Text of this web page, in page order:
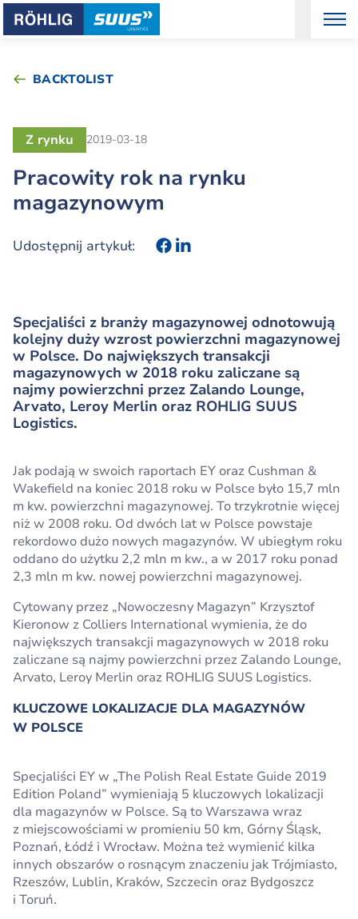
BACKTOLIST
Pracowity rok na rynku
magazynowym
Z rynku 2019-03-18
Udostępnij artykuł:
Specjaliści z branży magazynowej odnotowują
kolejny duży wzrost powierzchni magazynowej
w Polsce. Do największych transakcji
magazynowych w 2018 roku zaliczane są
najmy powierzchni przez Zalando Lounge,
Arvato, Leroy Merlin oraz ROHLIG SUUS
Logistics.
Jak podają w swoich raportach EY oraz Cushman &
Wakefield na koniec 2018 roku w Polsce było 15,7 mln
m kw. powierzchni magazynowej. To trzykrotnie więcej
niż w 2008 roku. Od dwóch lat w Polsce powstaje
rekordowo dużo nowych magazynów. W ubiegłym roku
oddano do użytku 2,2 mln m kw., a w 2017 roku ponad
2,3 mln m kw. nowej powierzchni magazynowej.
Cytowany przez „Nowoczesny Magazyn” Krzysztof
Kieronow z Colliers International wymienia, że do
największych transakcji magazynowych w 2018 roku
zaliczane są najmy powierzchni przez Zalando Lounge,
Arvato, Leroy Merlin oraz ROHLIG SUUS Logistics.
KLUCZOWE LOKALIZACJE DLA MAGAZYNÓW
W POLSCE
Specjaliści EY w „The Polish Real Estate Guide 2019
Edition Poland” wymieniają 5 kluczowych lokalizacji
dla magazynów w Polsce. Są to Warszawa wraz
z miejscowościami w promieniu 50 km, Górny Śląsk,
Poznań, Łódź i Wrocław. Można też wymienić kilka
innych obszarów o rosnącym znaczeniu jak Trójmiasto,
Rzeszów, Lublin, Kraków, Szczecin oraz Bydgoszcz
i Toruń.